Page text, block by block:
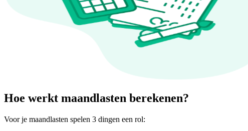
Hoe werkt maandlasten berekenen?
Voor je maandlasten spelen 3 dingen een rol: